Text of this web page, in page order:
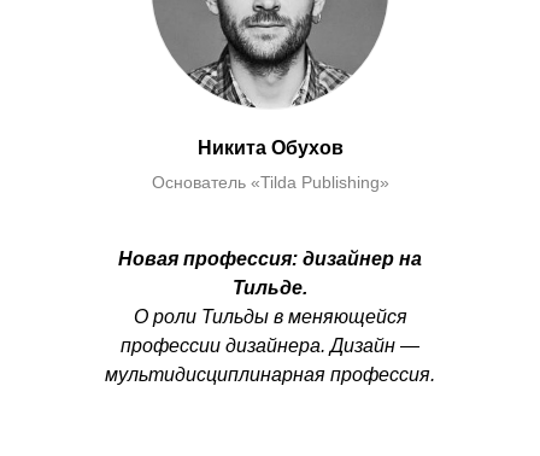
Никита Обухов
Основатель «Tilda Publishing»
Новая профессия: дизайнер на
Тильде.
О роли Тильды в меняющейся
профессии дизайнера. Дизайн —
мультидисциплинарная профессия.